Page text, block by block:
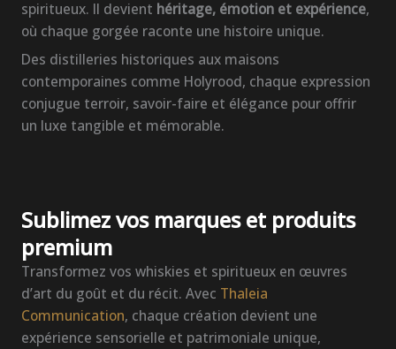
spiritueux. Il devient héritage, émotion et expérience,
où chaque gorgée raconte une histoire unique.
Des distilleries historiques aux maisons
contemporaines comme Holyrood, chaque expression
conjugue terroir, savoir-faire et élégance pour offrir
un luxe tangible et mémorable.
Sublimez vos marques et produits
premium
Transformez vos whiskies et spiritueux en œuvres
d’art du goût et du récit. Avec Thaleia
Communication, chaque création devient une
expérience sensorielle et patrimoniale unique,